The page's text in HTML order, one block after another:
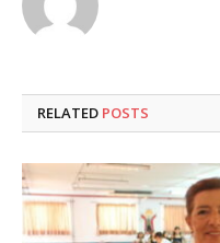
RELATED POSTS